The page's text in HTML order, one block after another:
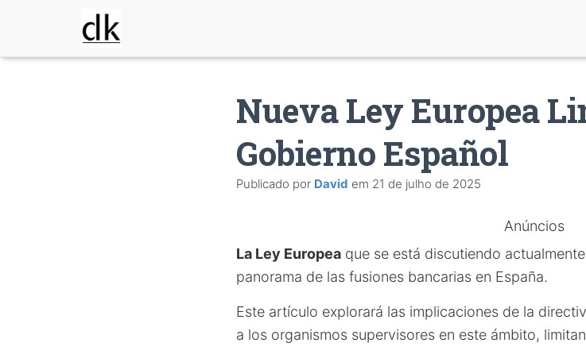
Nueva Ley Europea
Gobierno Español
Publicado por David em 21 de julho de 2025
Anúncios
La Ley Europea que se está discutiendo
panorama de las fusiones bancarias en España.
Este artículo explorará las implicaciones de la
a los organismos supervisores en este ámbito,